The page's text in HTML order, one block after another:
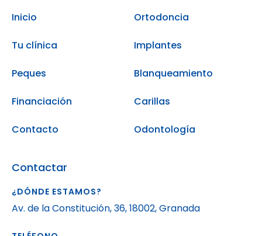
Inicio
Tu clínica
Peques
Financiación
Contacto
Ortodoncia
Implantes
Blanqueamiento
Carillas
Odontología
Contactar
¿DÓNDE ESTAMOS?
Av. de la Constitución, 36, 18002, Granada